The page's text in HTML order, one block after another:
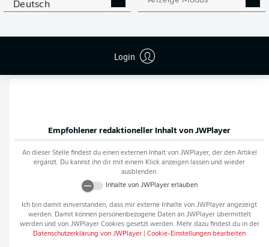
Deutsch
Login APP STORE
Empfohlener redaktioneller Inhalt von JWPlayer
An dieser Stelle findest du einen externen Inhalt von JWPlayer, der den Artikel
ergänzt. Du kannst ihn dir mit einem Klick anzeigen lassen und wieder
ausblenden.
Inhalte von JWPlayererlauben
Ich bin damit einverstanden, dass mir externe Inhalte von JWPlayer angezeigt
werden. Damit können personenbezogene Daten an JWPlayerübermittelt
werden und von JWPlayerCookies gesetzt werden. Mehr dazu findest du in der
Datenschutzerklärung von JWPlayer Cookie-Einstellungen bearbeiten